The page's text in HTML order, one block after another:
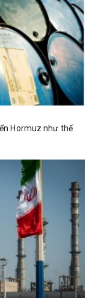
Hormuz như thế